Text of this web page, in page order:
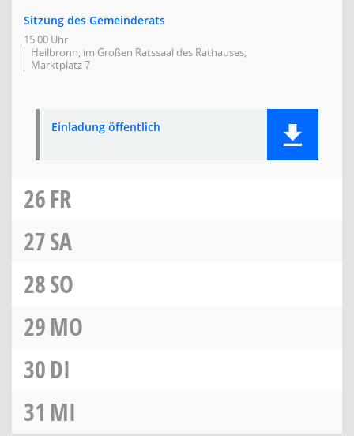
Sitzung des Gemeinderats
15:00 Uhr
Heilbronn, im Großen Ratssaal des Rathauses,
Marktplatz 7
Einladung öffentlich
26FR
27SA
28SO
29MO
30DI
31 MI